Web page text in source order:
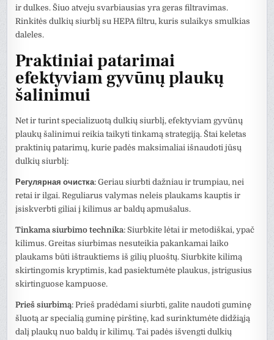
ir dulkes. Šiuo atveju svarbiausias yra geras filtravimas.
Rinkitės dulkių siurblį su HEPA filtru, kuris sulaikys smulkias
daleles.
Praktiniai patarimai
efektyviam gyvūnų plaukų
šalinimui
Net ir turint specializuotą dulkių siurblį, efektyviam gyvūnų
plaukų šalinimui reikia taikyti tinkamą strategiją. Štai keletas
praktinių patarimų, kurie padės maksimaliai išnaudoti jūsų
dulkių siurblį:
Регулярная очистка: Geriau siurbti dažniau ir trumpiau, nei
retai ir ilgai. Reguliarus valymas neleis plaukams kauptis ir
įsiskverbti giliai į kilimus ar baldų apmušalus.
Tinkama siurbimo technika: Siurbkite lėtai ir metodiškai, ypač
kilimus. Greitas siurbimas nesuteikia pakankamai laiko
plaukams būti ištrauktiems iš gilių pluoštų. Siurbkite kilimą
skirtingomis kryptimis, kad pasiektumėte plaukus, įstrigusius
skirtinguose kampuose.
Prieš siurbimą: Prieš pradėdami siurbti, galite naudoti guminę
šluotą ar specialią guminę pirštinę, kad surinktumėte didžiąją
dalį plaukų nuo baldų ir kilimų. Tai padės išvengti dulkių